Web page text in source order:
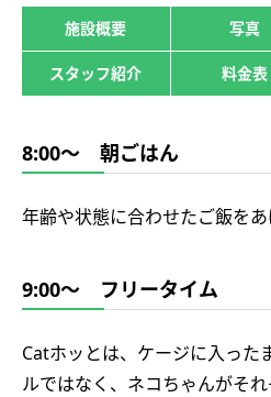
施設概要 写真
スタッフ紹介 料金表
8:00～ 朝ごはん
年齢や状態に合わせたご飯をあ
9:00～ フリータイム
Catホッとは、ケージに入った
ルではなく、ネコちゃんがそ